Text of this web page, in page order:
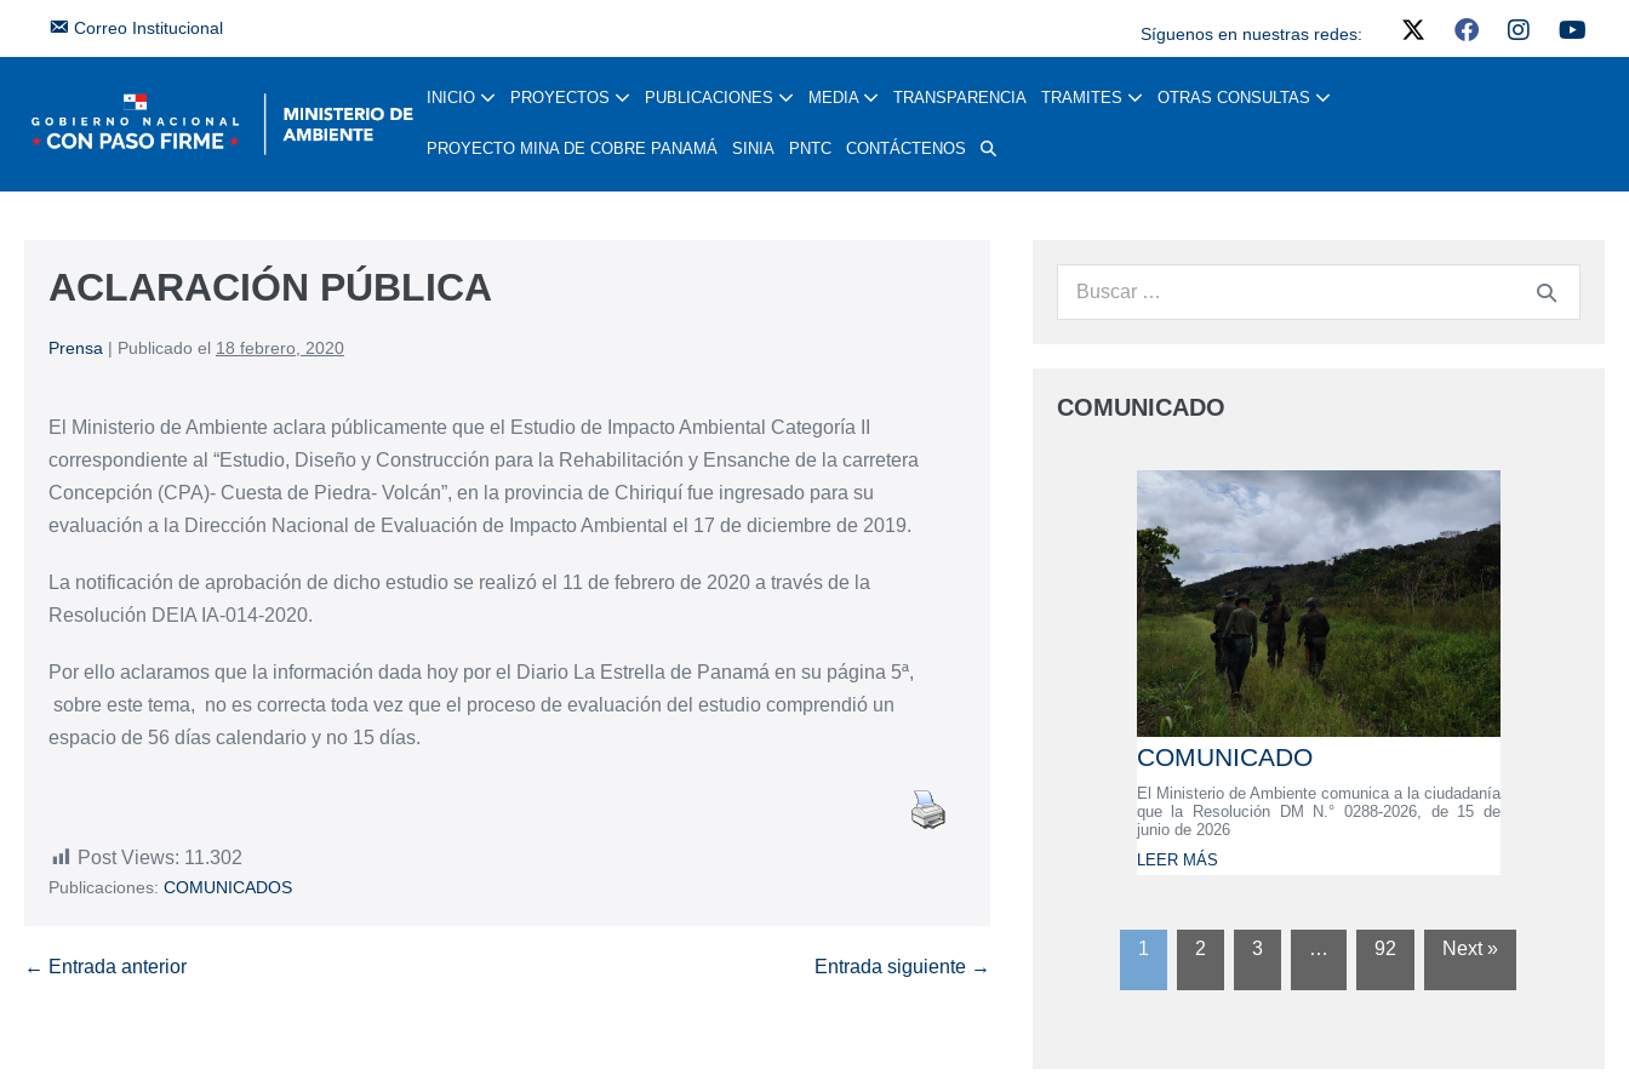
Correo Institucional Síguenos en nuestras redes:
INICIO PROYECTOS PUBLICACIONES MEDIA TRANSPARENCIA TRAMITES OTRAS CONSULTAS
PROYECTO MINA DE COBRE PANAMÁ SINIA PNTC CONTÁCTENOS
ACLARACIÓN PÚBLICA
Prensa | Publicado el 18 febrero, 2020
El Ministerio de Ambiente aclara públicamente que el Estudio de Impacto Ambiental Categoría II
correspondiente al “Estudio, Diseño y Construcción para la Rehabilitación y Ensanche de la carretera
Concepción (CPA)- Cuesta de Piedra- Volcán”, en la provincia de Chiriquí fue ingresado para su
evaluación a la Dirección Nacional de Evaluación de Impacto Ambiental el 17 de diciembre de 2019.
La notificación de aprobación de dicho estudio se realizó el 11 de febrero de 2020 a través de la
Resolución DEIA IA-014-2020.
Por ello aclaramos que la información dada hoy por el Diario La Estrella de Panamá en su página 5ª,
sobre este tema, no es correcta toda vez que el proceso de evaluación del estudio comprendió un
espacio de 56 días calendario y no 15 días.
Post Views: 11.302
Publicaciones: COMUNICADOS
← Entrada anterior Entrada siguiente →
COMUNICADO
COMUNICADO
El Ministerio de Ambiente comunica a la ciudadanía
que la Resolución DM N.° 0288-2026, de 15 de
junio de 2026
LEER MÁS
1 2 3 … 92 Next »